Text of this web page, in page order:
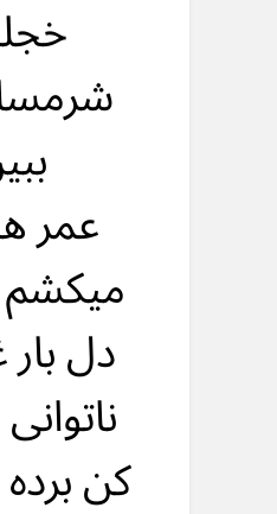
عمر
میکشم
دل
کن